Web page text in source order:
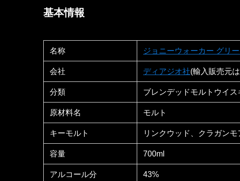
基本情報
名称 ジョニーウォーカー グリ
会社 ディアジオ社(輸入販売元は
分類 ブレンデッドモルトウイス
原材料名 モルト
キーモルト リンクウッド、クラガン
容量 700ml
アルコール分 43%